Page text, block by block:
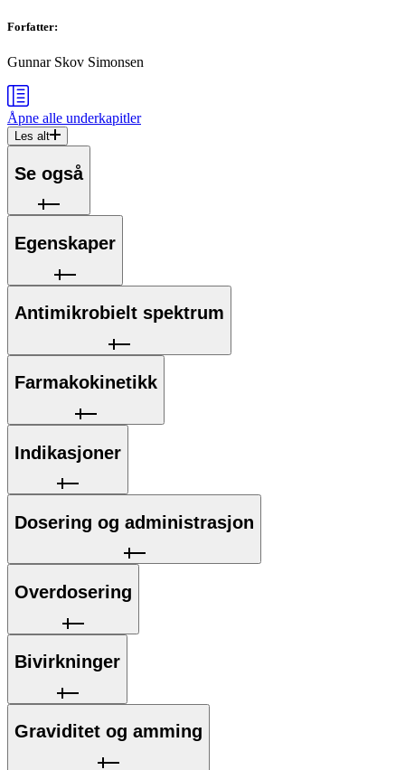
Forfatter:
Gunnar Skov Simonsen
Åpne alle underkapitler
Les alt
Se også
Egenskaper
Antimikrobielt spektrum
Farmakokinetikk
Indikasjoner
Dosering og administrasjon
Overdosering
Bivirkninger
Graviditet og amming